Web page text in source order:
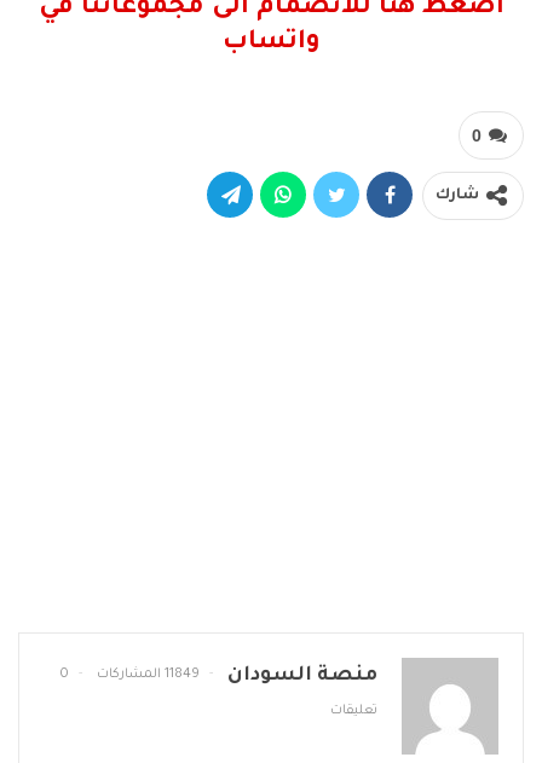
اضغط هنا للانضمام الى مجموعاتنا في
واتساب
0
شارك
منصة السودان 11849 المشاركات 0
تعليقات